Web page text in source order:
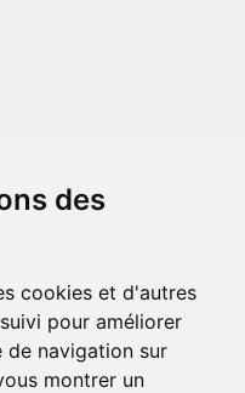
des
cookies et d'autres
pour améliorer
navigation sur
montrer un
1ÈRE COMMANDE*
AVEC LE CODE
BIENVENUE10